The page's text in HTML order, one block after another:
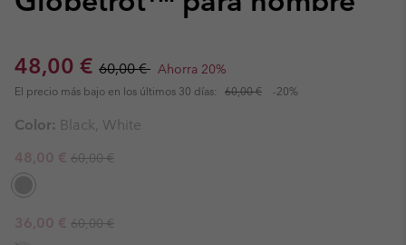
Sale price:
48,00 € Regular price:
60,00 € Ahorra 20%
El precio más bajo en los últimos 30 días: 60,00 € -20%
Color: Black, White
Sale price:
48,00 € Regular price:
60,00 €
Sale price:
36,00 € Regular price:
60,00 €